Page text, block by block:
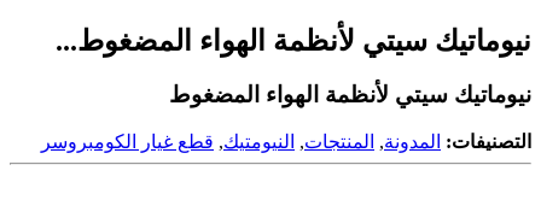
نيوماتيك سيتي لأنظمة الهواء المضغوط...
نيوماتيك سيتي لأنظمة الهواء المضغوط
التصنيفات: المدونة, المنتجات, النيومتيك, قطع غيار الكومبروسر